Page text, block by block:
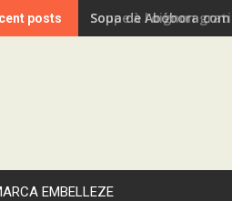
posts Sopa de Abóbora
EMBELLEZE